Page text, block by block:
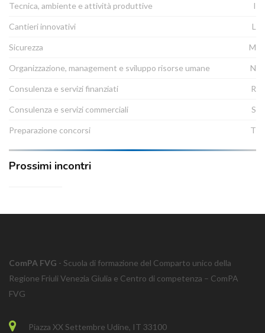
Tecnica, ambiente e attività produttive I
Cantieri innovativi L
Sicurezza M
Organizzazione, management e sviluppo risorse umane N
Consulenza e servizi finanziati R
Consulenza e servizi commerciali S
Preparazione concorsi T
Prossimi incontri
ComPA FVG - Scuola di formazione del Comparto unico della
Regione Friuli Venezia Giulia e Centro di competenza – ComPA
FVG
Piazza XX Settembre Udine, IT 33100